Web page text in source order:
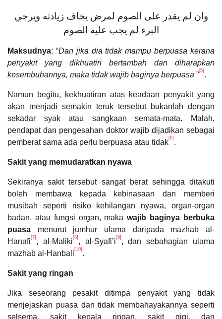
وان لم يقدر على الصوم لمرض يخاف زيادته ويرجي
البرء لم يجب عليه الصوم
Maksudnya: “Dan jika dia tidak mampu berpuasa kerana
penyakit yang dikhuatiri bertambah dan diharapkan
kesembuhannya, maka tidak wajib baginya berpuasa ”[5] .
Namun begitu, kekhuatiran atas keadaan penyakit yang
akan menjadi semakin teruk tersebut bukanlah dengan
sekadar syak atau sangkaan semata-mata. Malah,
pendapat dan pengesahan doktor wajib dijadikan sebagai
pemberat sama ada perlu berpuasa atau tidak[6] .
Sakit yang memudaratkan nyawa
Sekiranya sakit tersebut sangat berat sehingga ditakuti
boleh membawa kepada kebinasaan dan memberi
musibah seperti risiko kehilangan nyawa, organ-organ
badan, atau fungsi organ, makawajib baginya berbuka
puasa menurut jumhur ulama daripada mazhab al-
Hanafi [7] , al-Maliki [8] , al-Syafi’i [9] , dan sebahagian ulama
mazhab al-Hanbali [10] .
Sakit yang ringan
Jika seseorang pesakit ditimpa penyakit yang tidak
menjejaskan puasa dan tidak membahayakannya seperti
selsema, sakit kepala ringan, sakit gigi, dan